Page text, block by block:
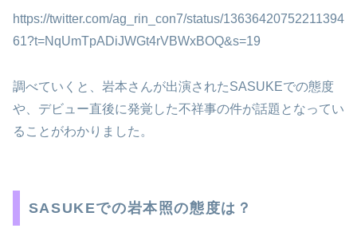
https://twitter.com/ag_rin_con7/status/13636420752211394
61?t=NqUmTpADiJWGt4rVBWxBOQ&s=19
調べていくと、岩本さんが出演されたSASUKEでの態度
や、デビュー直後に発覚した不祥事の件が話題となってい
ることがわかりました。
SASUKEでの岩本照の態度は？